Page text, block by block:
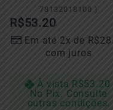
78132018100 )
R$53.20
Em até 2x de R$
com juros
À vista R$53.20
No Pix. Consulte
outras condições.